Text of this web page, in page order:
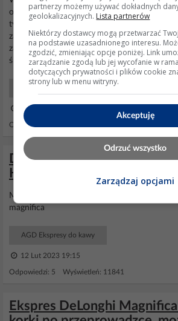
otwierającymi się drzwiczkami i specjalnie
tym forum, bo może znalezione przeze mnie
zaoszczędzi komuś czasu. U mnie żadnych
zaparzacza nie było. Były za to resztki kawy.
śrub imbusowych i wyjęciu dziada,
AGD Ekspresy do kawy
19 Lis 2019 08:29
Odpowiedzi: 7 Wyświetleń: 8688
De'Longhi Magnifica Evo –
Hot Water, ekspres nie
Mrugajaca kontrolka "hot water"
magnifica
AGD Ekspresy do kawy
12 Lut 2023 19:15
Odpowiedzi: 5 Wyświetleń: 11841
Ekspres DeLonghi
partnerzy możemy używać dokładnych
geolokalizacyjnych. Lista partnerów
Niektórzy dostawcy mogą przetwarzać
na podstawie uzasadnionego interesu.
zgodzić, zmieniając opcje poniżej. Link
zarządzanie zgodą lub jej wycofanie w
dotyczących prywatności i plików cookie
strony lub w menu witryny.
Akceptuję
Odrzuć wszystko
Zarządzaj opcjami